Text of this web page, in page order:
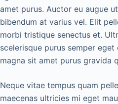
amet purus. Auctor eu augue
bibendum at varius vel. Elit
morbi tristique senectus et.
scelerisque purus semper
magna sit amet purus gravida
Neque vitae tempus quam
maecenas ultricies mi eget